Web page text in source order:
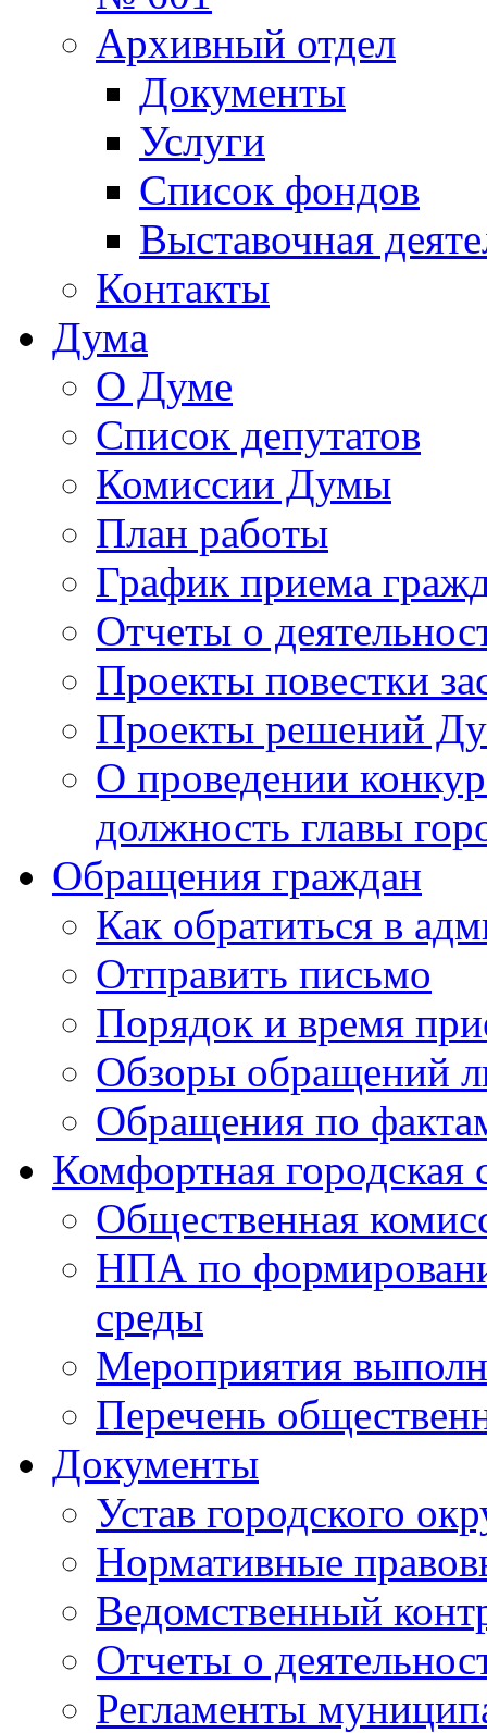
Архивный отдел
Документы
Услуги
Список фондов
Выставочная
Контакты
Дума
О Думе
Список депутатов
Комиссии Думы
План работы
График приема
Отчеты о
Проекты повестки
Проекты решений
О проведении
должность главы
Обращения граждан
Как обратиться в
Отправить письмо
Порядок и время
Обзоры обращений
Обращения по
Комфортная городская
Общественная
НПА по
среды
Мероприятия
Перечень
Документы
Устав городского
Нормативные
Ведомственный
Отчеты о
Регламенты